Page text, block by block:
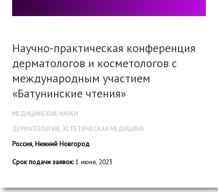
Научно-практическая конференция
дерматологов и косметологов с
международным участием
«Батунинские чтения»
МЕДИЦИНСКИЕ НАУКИ
ДЕРМАТОЛОГИЯ, ЭСТЕТИЧЕСКАЯ МЕДИЦИНА
Россия, Нижний Новгород
Срок подачи заявок:1 июня, 2023